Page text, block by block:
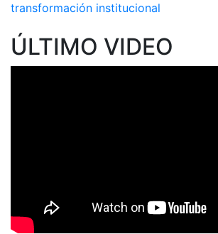
transformación institucional
ÚLTIMO VIDEO